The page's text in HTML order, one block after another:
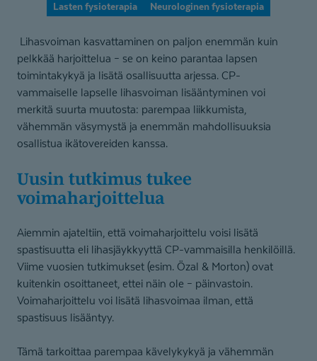
Lasten fysioterapia Neurologinen fysioterapia
Lihasvoiman kasvattaminen on paljon enemmän kuin
pelkkää harjoittelua – se on keino parantaa lapsen
toimintakykyä ja lisätä osallisuutta arjessa. CP-
vammaiselle lapselle lihasvoiman lisääntyminen voi
merkitä suurta muutosta: parempaa liikkumista,
vähemmän väsymystä ja enemmän mahdollisuuksia
osallistua ikätovereiden kanssa.
Uusin tutkimus tukee
voimaharjoittelua
Aiemmin ajateltiin, että voimaharjoittelu voisi lisätä
spastisuutta eli lihasjäykkyyttä CP-vammaisilla henkilöillä.
Viime vuosien tutkimukset (esim. Özal & Morton) ovat
kuitenkin osoittaneet, ettei näin ole – päinvastoin.
Voimaharjoittelu voi lisätä lihasvoimaa ilman, että
spastisuus lisääntyy.
Tämä tarkoittaa parempaa kävelykykyä ja vähemmän